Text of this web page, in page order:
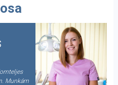
Munkám